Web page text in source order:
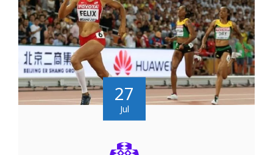
27
Jul